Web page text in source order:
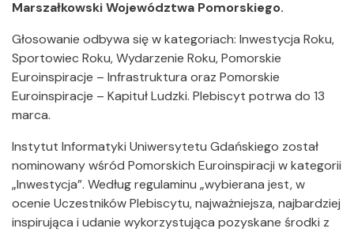
Marszałkowski Województwa Pomorskiego.
Głosowanie odbywa się w kategoriach: Inwestycja Roku,
Sportowiec Roku, Wydarzenie Roku, Pomorskie
Euroinspiracje – Infrastruktura oraz Pomorskie
Euroinspiracje – Kapituł Ludzki. Plebiscyt potrwa do 13
marca.
Instytut Informatyki Uniwersytetu Gdańskiego został
nominowany wśród Pomorskich Euroinspiracji wkategorii
„Inwestycja”. Według regulaminu „wybierana jest, w
ocenie Uczestników Plebiscytu, najważniejsza, najbardziej
inspirująca i udanie wykorzystująca pozyskane środki z